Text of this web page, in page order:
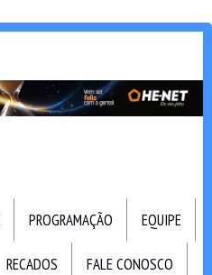
PROGRAMAÇÃO EQUIPE
RECADOS FALE CONOSCO